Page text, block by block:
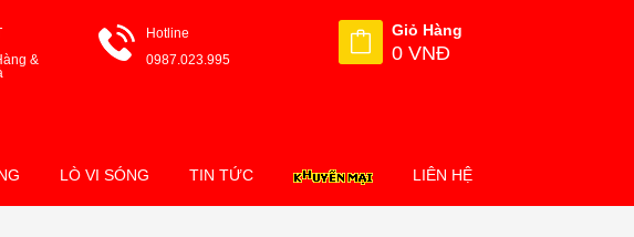
&
Hotline
0987.023.995
Giỏ Hàng
0 VNĐ
LÒ VI SÓNG TIN TỨC LIÊN HỆ